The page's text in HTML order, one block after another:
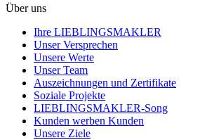
Über uns
Ihre LIEBLINGSMAKLER
Unser Versprechen
Unsere Werte
Unser Team
Auszeichnungen und Zertifikate
Soziale Projekte
LIEBLINGSMAKLER-Song
Kunden werben Kunden
Unsere Ziele